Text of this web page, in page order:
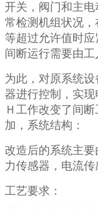
开关，阀门和主
常检测机组状况
等超过允许值时
间断运行需要由工
为此，对原系统
器进行控制，实
Ｈ工作改变了间
加，系统结构：
改造后的系统主
力传感器，电流传
工艺要求：